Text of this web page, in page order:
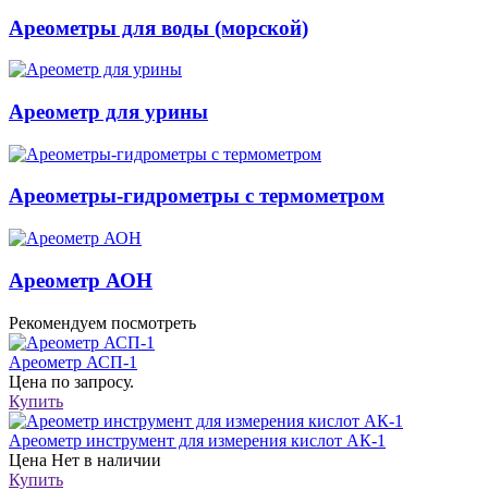
Ареометры для воды (морской)
Ареометр для урины
Ареометры-гидрометры с термометром
Ареометр АОН
Рекомендуем посмотреть
Ареометр АСП-1
Цена по запросу.
Купить
Ареометр инструмент для измерения кислот АК-1
Цена Нет в наличии
Купить